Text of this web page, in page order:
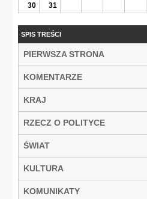
30
31
SPIS TREŚCI
PIERWSZA STRONA
KOMENTARZE
KRAJ
RZECZ O POLITYCE
ŚWIAT
KULTURA
KOMUNIKATY